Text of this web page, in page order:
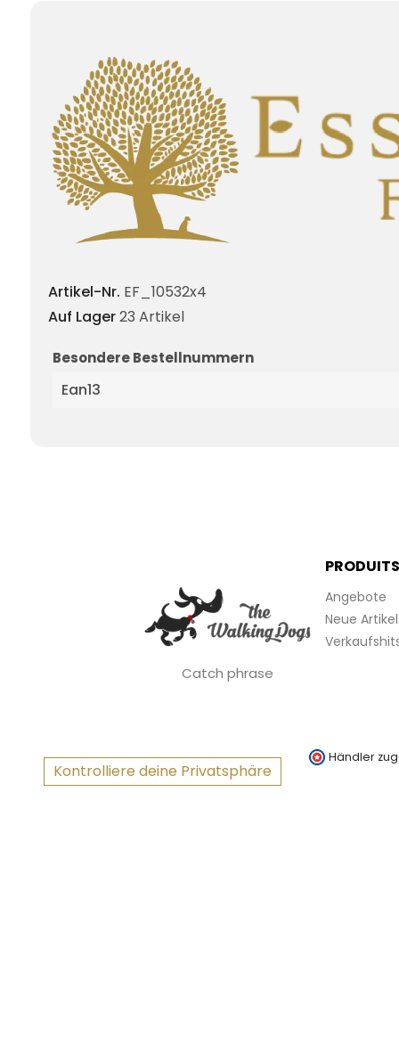
Artikel-Nr. EF_10532x4
Auf Lager23 Artikel
Besondere Bestellnummern
Ean13
Catch phrase
PRODUITS
Angebote
Neue Artikel
Kontrolliere deine Privatsphäre
Händler